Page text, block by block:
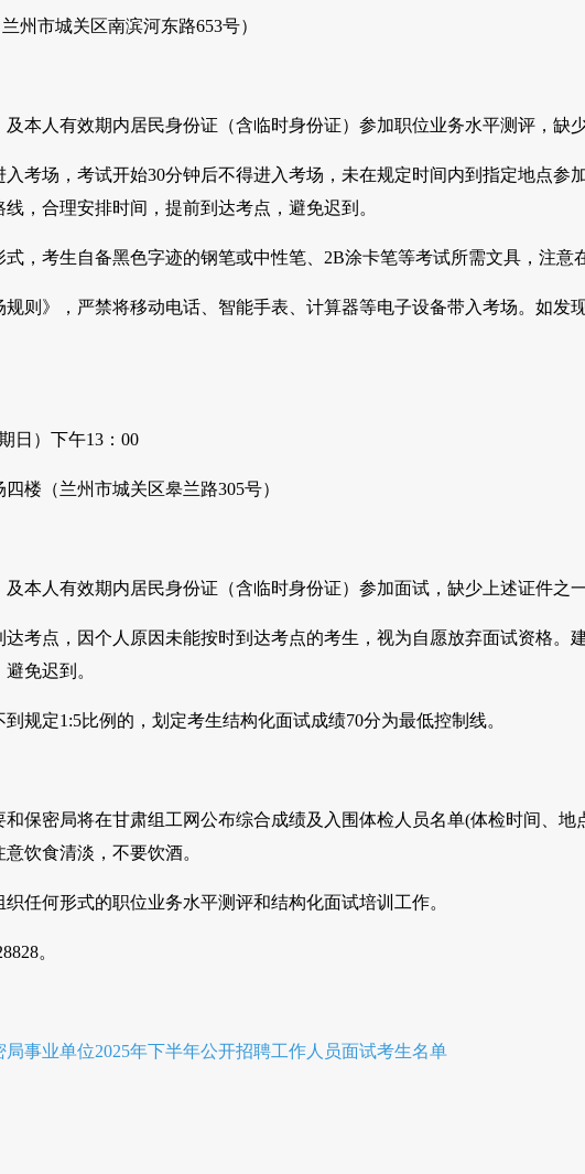
州市城关区南滨河东路653号）
及本人有效期内居民身份证（含临时身份证）参加职位业务水平测评，缺
入考场，考试开始30分钟后不得进入考场，未在规定时间内到指定地点
，合理安排时间，提前到达考点，避免迟到。
式，考生自备黑色字迹的钢笔或中性笔、2B涂卡笔等考试所需文具，注意
规则》，严禁将移动电话、智能手表、计算器等电子设备带入考场。如
日）下午13：00
楼（兰州市城关区皋兰路305号）
及本人有效期内居民身份证（含临时身份证）参加面试，缺少上述证件之
达考点，因个人原因未能按时到达考点的考生，视为自愿放弃面试资格
免迟到。
规定1:5比例的，划定考生结构化面试成绩70分为最低控制线。
保密局将在甘肃组工网公布综合成绩及入围体检人员名单(体检时间、
饮食清淡，不要饮酒。
任何形式的职位业务水平测评和结构化面试培训工作。
。
事业单位2025年下半年公开招聘工作人员面试考生名单